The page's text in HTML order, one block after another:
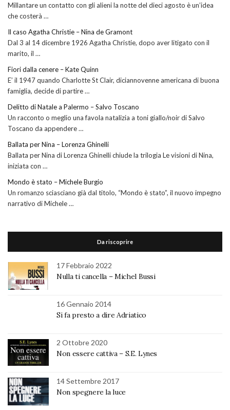
Millantare un contatto con gli alieni la notte del dieci agosto è un’idea
che costerà …
Il caso Agatha Christie – Nina de Gramont
Dal 3 al 14 dicembre 1926 Agatha Christie, dopo aver litigato con il
marito, il …
Fiori dalla cenere – Kate Quinn
E’ il 1947 quando Charlotte St Clair, diciannovenne americana di buona
famiglia, decide di partire …
Delitto di Natale a Palermo – Salvo Toscano
Un racconto o meglio una favola natalizia a toni giallo/noir di Salvo
Toscano da appendere …
Ballata per Nina – Lorenza Ghinelli
Ballata per Nina di Lorenza Ghinelli chiude la trilogia Le visioni di Nina,
iniziata con …
Mondo è stato – Michele Burgio
Un romanzo sciasciano già dal titolo, “Mondo è stato”, il nuovo impegno
narrativo di Michele …
Da riscoprire
17 Febbraio 2022
Nulla ti cancella – Michel Bussi
16 Gennaio 2014
Si fa presto a dire Adriatico
2 Ottobre 2020
Non essere cattiva – S.E. Lynes
14 Settembre 2017
Non spegnere la luce